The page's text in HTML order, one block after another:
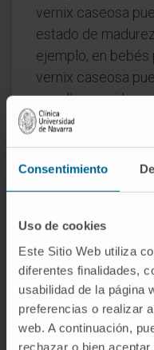
Consentimiento
Uso de cookies
Este Sitio Web utiliza
diferentes finalidades,
usabilidad de la página
preferencias o realizar
web. A continuación,
rechazar o bien
vernix caseosa
estado de
ejemplo, en
vernix caseosa
aquellos nacidos
bebés
podría ser
En resumen, el
recubre la piel del
que puede estar
Su función
feto y facilitar el